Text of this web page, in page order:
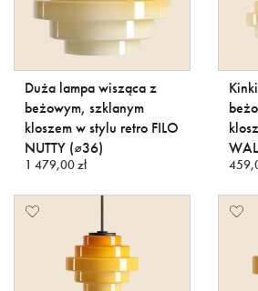
Duża lampa wisząca z
beżowym, szklanym
kloszem w stylu retro FILO
NUTTY (⌀36)
1 479,00 zł